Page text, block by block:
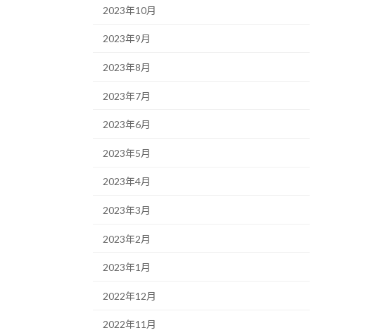
2023年10月
2023年9月
2023年8月
2023年7月
2023年6月
2023年5月
2023年4月
2023年3月
2023年2月
2023年1月
2022年12月
2022年11月